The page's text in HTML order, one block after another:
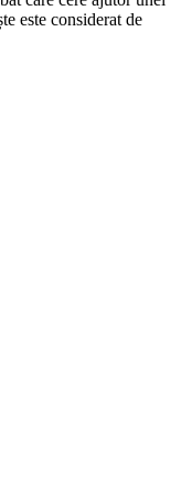
este considerat de